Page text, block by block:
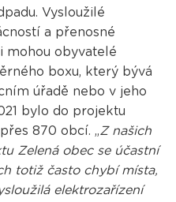
Vysloužilé
a přenosné
mohou obyvatelé
boxu, který bývá
úřadě nebo v jeho
bylo do projektu
870 obcí. „Z našich
Zelená obec se účastní
totiž často chybí místa,
elektrozařízení